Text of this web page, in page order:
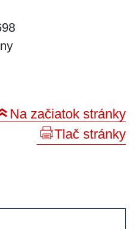
Na začiatok stránky
Tlač stránky